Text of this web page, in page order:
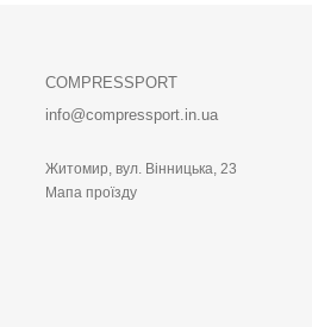
COMPRESSPORT
info@compressport.in.ua
Житомир, вул. Вінницька, 23
Мапа проїзду